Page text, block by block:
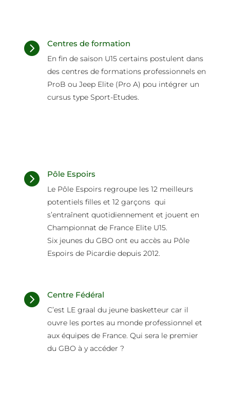
 Centres de formation
En fin de saison U15 certains postulent dans
des centres de formations professionnels en
ProB ou Jeep Elite (Pro A) pou intégrer un
cursus type Sport-Etudes.
 Pôle Espoirs
Le Pôle Espoirs regroupe les 12 meilleurs
potentiels filles et 12 garçons qui
s’entraînent quotidiennement et jouent en
Championnat de France Elite U15.
Sixjeunes du GBO ont eu accès au Pôle
Espoirs de Picardie depuis 2012.
 Centre Fédéral
C’est LE graal du jeune basketteur car il
ouvre les portes au monde professionnel et
aux équipes de France. Qui sera le premier
du GBO à y accéder ?